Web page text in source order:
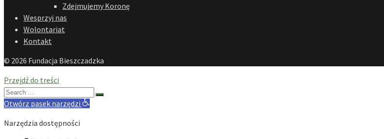
Zdejmujemy Koronę
Wesprzyj nas
Wolontariat
Kontakt
© 2026 Fundacja Bieszczadzka
Przejdź do treści
Search
for:
Otwórz pasek narzędzi
Narzędzia dostępności